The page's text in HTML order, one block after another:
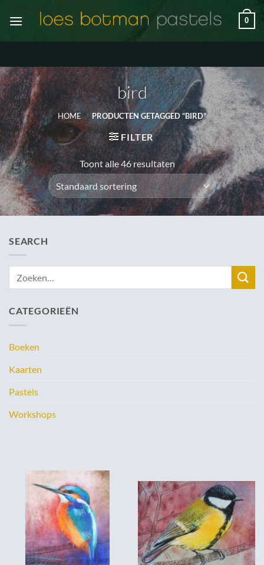
naar
0
bird
HOME / PRODUCTEN GETAGGED “BIRD”
FILTER
Toont alle 46 resultaten
SEARCH
CATEGORIEËN
Boeken
Kaarten
Pastels
Workshops